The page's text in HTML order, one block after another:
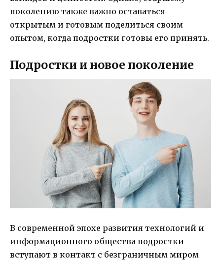
поколению также важно оставаться
открытым и готовым поделиться своим
опытом, когда подростки готовы его принять.
Подростки и новое поколение
В современной эпохе развития технологий и
информационного общества подростки
вступают в контакт с безграничным миром